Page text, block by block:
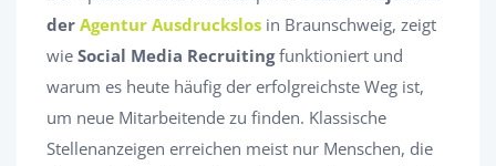
der Agentur Ausdruckslos in Braunschweig, zeigt
wie Social Media Recruitingfunktioniert und
warum es heute häufig der erfolgreichste Weg ist,
um neue Mitarbeitende zu finden. Klassische
Stellenanzeigen erreichen meist nur Menschen, die